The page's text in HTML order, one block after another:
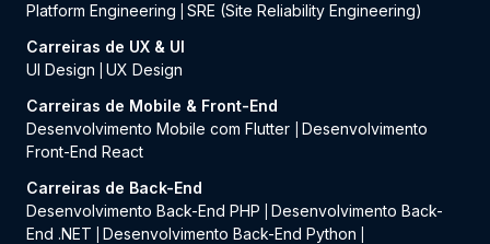
Platform Engineering
SRE (Site Reliability Engineering)
Carreiras de UX & UI
UI Design
UX Design
Carreiras de Mobile & Front-End
Desenvolvimento Mobile com Flutter
Desenvolvimento
Front-End React
Carreiras de Back-End
Desenvolvimento Back-End PHP
Desenvolvimento Back-
End .NET
Desenvolvimento Back-End Python